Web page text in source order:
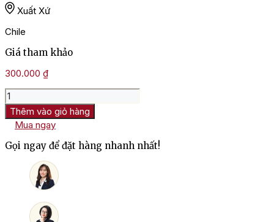
Xuất Xứ
Chile
Giá tham khảo
300.000 ₫
Rượu
Vang
Ngọt
Chile
Mancura
Etnia
Sweet
Carmenere
Thêm vào giỏ hàng
Mua ngay
Gọi ngay để đặt hàng nhanh nhất!